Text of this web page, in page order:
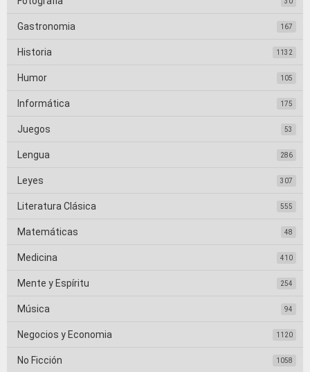
Gastronomia 167
Historia 1132
Humor 105
Informática 175
Juegos 53
Lengua 286
Leyes 307
Literatura Clásica 555
Matemáticas 48
Medicina 410
Mente y Espíritu 254
Música 94
Negocios y Economia 1120
No Ficción 1058